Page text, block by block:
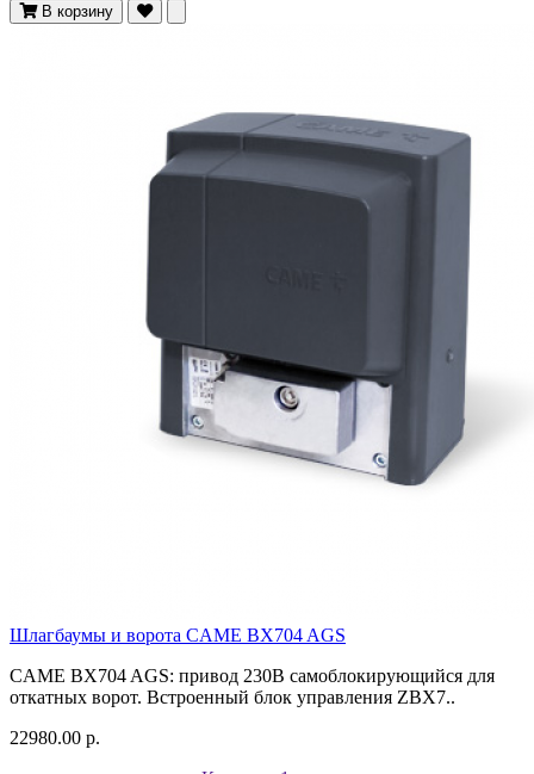
В корзину
Шлагбаумы и ворота CAME BX704 AGS
CAME BX704 AGS: привод 230В самоблокирующийся для
откатных ворот. Встроенный блок управления ZBX7..
22980.00 р.